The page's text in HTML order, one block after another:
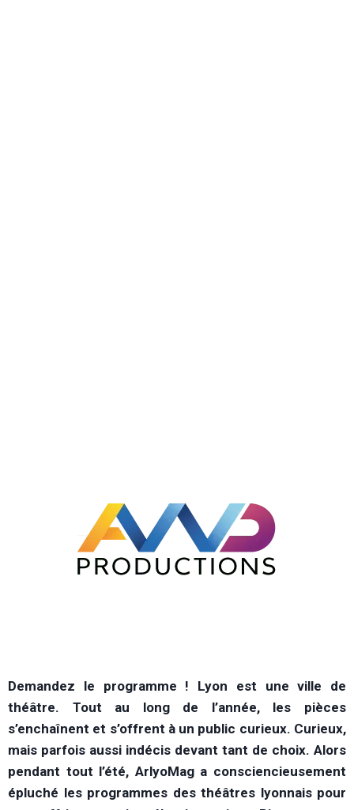
Demandez le programme ! Lyon est une ville de
théâtre. Tout au long de l’année, les pièces
s’enchaînent et s’offrent à un public curieux. Curieux,
mais parfois aussi indécis devant tant de choix. Alors
pendant tout l’été, ArlyoMag a consciencieusement
épluché les programmes des théâtres lyonnais pour